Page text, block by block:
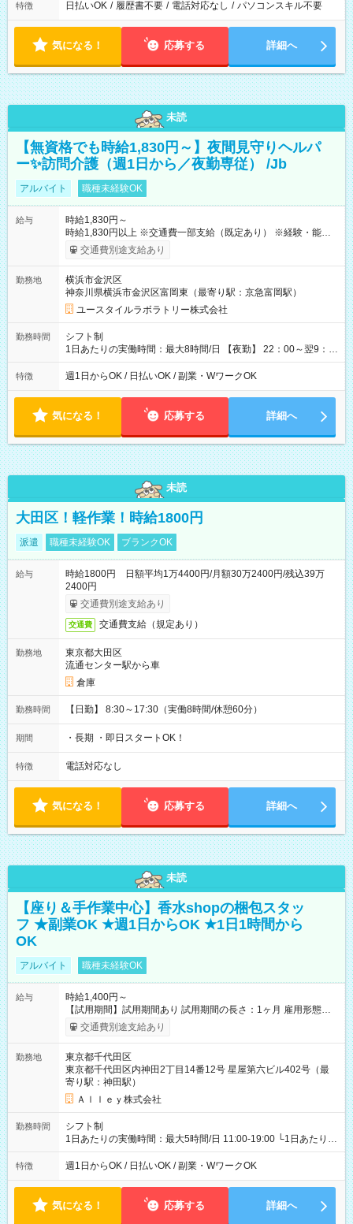
特徴 日払いOK / 履歴書不要 / 電話対応なし / パソコンスキル不要
気になる！ 応募する 詳細へ
未読
【無資格でも時給1,830円～】夜間見守りヘルパ
ー✨訪問介護（週1日から／夜勤専従） /Jb
アルバイト 職種未経験OK
給与
時給1,830円～
時給1,830円以上 ※交通費一部支給（既定あり） ※経験・能力を
考慮して決定します 【収入例】 週1回勤務の場合：1,830円×8時
間×4回=5万8,560円 週3回勤務の場合：1,830円×8時間×12回
月 ※ 雇用形態と給与に、本採用時と異なる部分があります。 雇
用形態：本採用時と同じです。 給与：時給 1,660円以上
交通費別途支給あり
勤務地
横浜市金沢区
神奈川県横浜市金沢区富岡東（最寄り駅：京急富岡駅）
ユースタイルラボラトリー株式会社
勤務時間
シフト制
1日あたりの実働時間：最大8時間/日 【夜勤】 22：00～翌9：
00 ※週1日～OK ／ 夜勤専従 ＊＊ 勤務時間例 ＊＊ ■22時か
ら翌7時 ■23時から翌8時 ■24時から翌9時 など ※上記の時間
ます。 ※曜日固定（毎週同じ曜日での勤務となります）
特徴 週1日からOK / 日払いOK / 副業・WワークOK
気になる！ 応募する 詳細へ
未読
大田区！軽作業！時給1800円
派遣 職種未経験OK ブランクOK
給与
時給1800円 日額平均1万4400円/月額30万2400円/残込39万
2400円
交通費別途支給あり
交通費 交通費支給（規定あり）
勤務地
東京都大田区
流通センター駅から車
倉庫
勤務時間 【日勤】 8:30～17:30（実働8時間/休憩60分）
期間 ・長期 ・即日スタートOK！
特徴 電話対応なし
気になる！ 応募する 詳細へ
未読
【座り＆手作業中心】香水shopの梱包スタッ
フ ★副業OK ★週1日からOK ★1日1時間から
OK
アルバイト 職種未経験OK
給与
時給1,400円～
【試用期間】試用期間あり 試用期間の長さ：1ヶ月 雇用形態、
給与は本採用時と同じです。
交通費別途支給あり
勤務地
東京都千代田区
東京都千代田区内神田2丁目14番12号 星屋第六ビル402号（最
寄り駅：神田駅）
Ａｌｌｅｙ株式会社
勤務時間
シフト制
1日あたりの実働時間：最大5時間/日 11:00-19:00 └1日あたりの
実働時間：1-5時間 └上記の時間帯内であれば、いつでも勤務可
能！ └平日・土曜日の中で、お好きな曜日でご勤務いただけま
18:00 などのように、自由な働き方が可能なお仕事です！
特徴 週1日からOK / 日払いOK / 副業・WワークOK
気になる！ 応募する 詳細へ